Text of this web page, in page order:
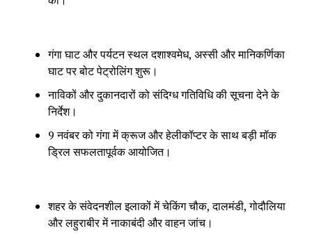
गंगा घाट और पर्यटन स्थल दशाश्वमेध, अस्सी और मानिकर्णिका
घाट पर बोट पेट्रोलिंग शुरू।
नाविकों और दुकानदारों को संदिग्ध गतिविधि की सूचना देने के
निर्देश।
9 नवंबर को गंगा में क्रूज और हेलीकॉप्टर के साथ बड़ी मॉक
ड्रिल सफलतापूर्वक आयोजित।
शहर के संवेदनशील इलाकों में चेकिंग चौक, दालमंडी, गोदौलिया
और लहुराबीर में नाकाबंदी और वाहन जांच।